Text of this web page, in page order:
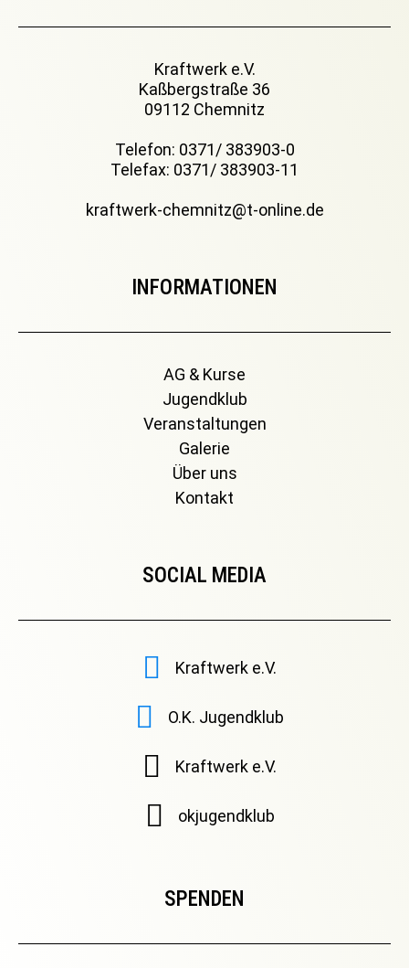
Kraftwerk e.V.
Kaßbergstraße 36
09112 Chemnitz
Telefon: 0371/ 383903-0
Telefax: 0371/ 383903-11
kraftwerk-chemnitz@t-online.de
INFORMATIONEN
AG & Kurse
Jugendklub
Veranstaltungen
Galerie
Über uns
Kontakt
SOCIAL MEDIA
Kraftwerk e.V.
O.K. Jugendklub
Kraftwerk e.V.
okjugendklub
SPENDEN